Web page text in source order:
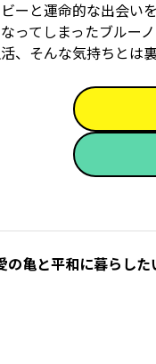
と運命的な出会い
ってしまったブル
、そんな気持ちとは
亀と平和に暮らした